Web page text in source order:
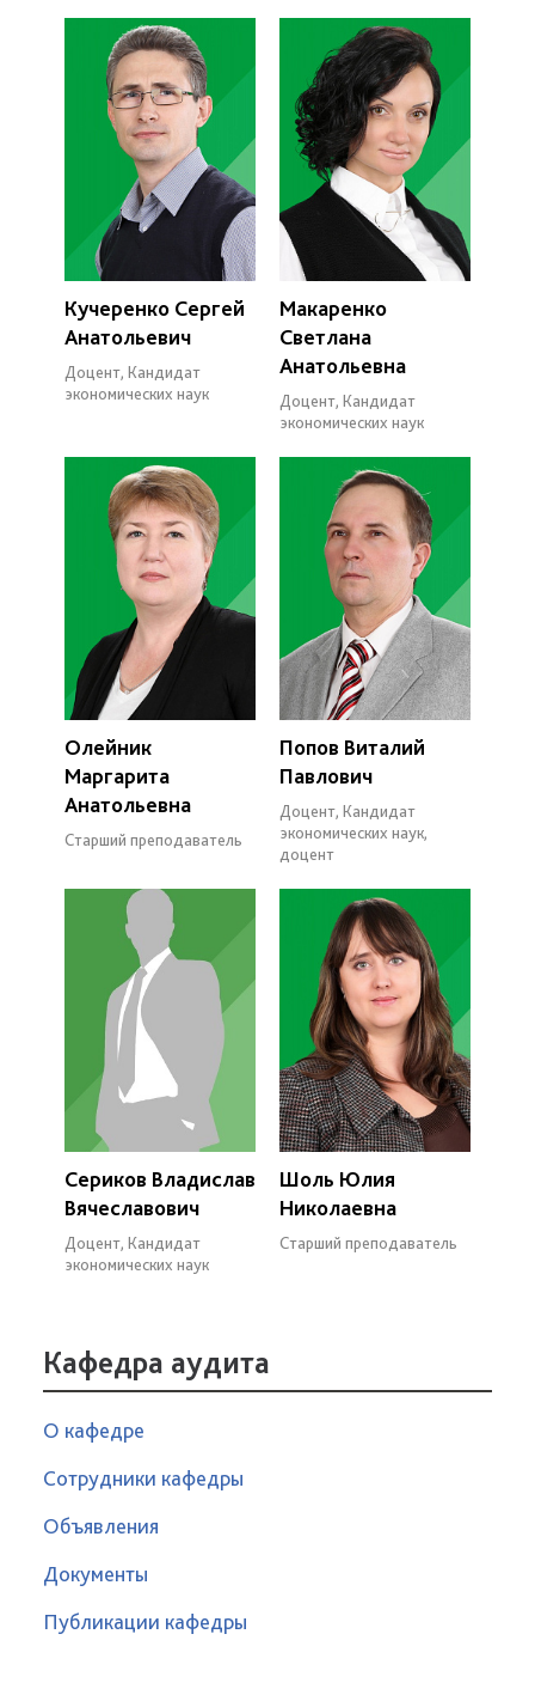
Кучеренко Сергей
Анатольевич
Доцент, Кандидат
экономических наук
Макаренко
Светлана
Анатольевна
Доцент, Кандидат
экономических наук
Олейник
Маргарита
Анатольевна
Старший преподаватель
Попов Виталий
Павлович
Доцент, Кандидат
экономических наук,
доцент
Сериков Владислав
Вячеславович
Доцент, Кандидат
экономических наук
Шоль Юлия
Николаевна
Старший преподаватель
Кафедра аудита
О кафедре
Сотрудники кафедры
Объявления
Документы
Публикации кафедры